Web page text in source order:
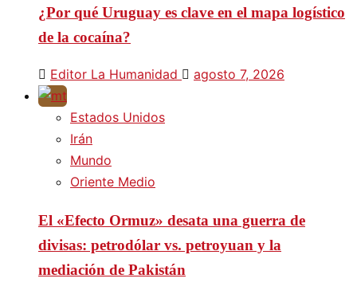
¿Por qué Uruguay es clave en el mapa logístico
de la cocaína?
Editor La Humanidad agosto 7, 2026
Estados Unidos
Irán
Mundo
Oriente Medio
El «Efecto Ormuz» desata una guerra de
divisas: petrodólar vs. petroyuan y la
mediación de Pakistán